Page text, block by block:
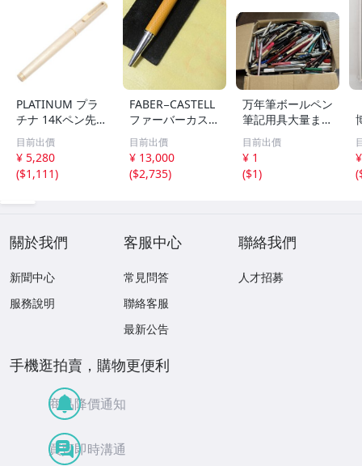
PLATINUM プラ
チナ 14Kペン先
万年筆 ゴールド×
ホワイト系【いお
き質店】
目前出價
¥ 5,280
($1,111)
FABER−CASTELL
ファーバーカステ
ル伯爵 ギロシェ
サハラ ボールペ
ン レア色
目前出價
¥ 13,000
($2,735)
万年筆ボールペン
筆記用具大量まと
め4kgオーバー 万
年筆 ボールペン
文房具 筆記用具
未検品
目前出價
¥ 1
($1)
(
關於我們
新聞中心
服務說明
客服中心
常見問答
聯絡客服
最新公告
聯絡我們
人才招募
手機逛拍賣，購物更便利
商品降價通知
買賣即時溝通